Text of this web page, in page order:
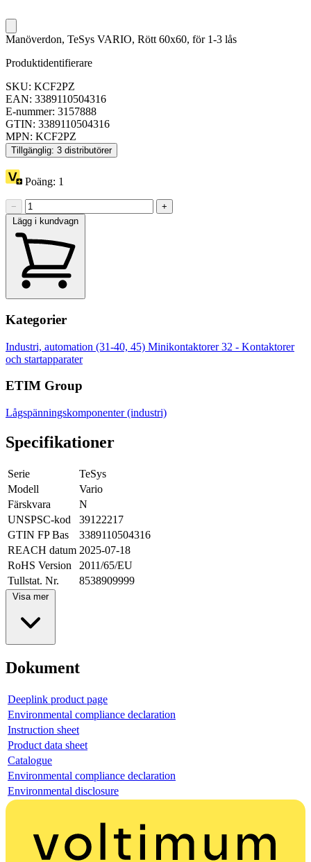
Manöverdon, TeSys VARIO, Rött 60x60, för 1-3 lås
Produktidentifierare
SKU: KCF2PZ
EAN: 3389110504316
E-nummer: 3157888
GTIN: 3389110504316
MPN: KCF2PZ
Tillgänglig: 3 distributörer
Poäng: 1
−
+
Lägg i kundvagn
Kategorier
Industri, automation (31-40, 45) Minikontaktorer32 - Kontaktorer
och startapparater
ETIM Group
Lågspänningskomponenter (industri)
Specifikationer
Serie
TeSys
Modell
Vario
Färskvara
N
UNSPSC-kod
39122217
GTIN FP Bas
3389110504316
REACH datum 2025-07-18
RoHS Version
2011/65/EU
Tullstat. Nr.
8538909999
Visa mer
Dokument
Deeplink product page
Environmental compliance declaration
Instruction sheet
Product data sheet
Catalogue
Environmental compliance declaration
Environmental disclosure